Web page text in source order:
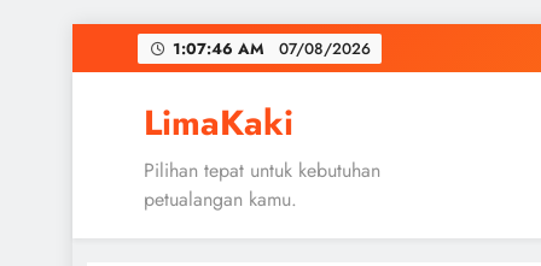
to
1:07:47 AM 07/08/2026
LimaKaki
Pilihan tepat untuk kebutuhan
petualangan kamu.